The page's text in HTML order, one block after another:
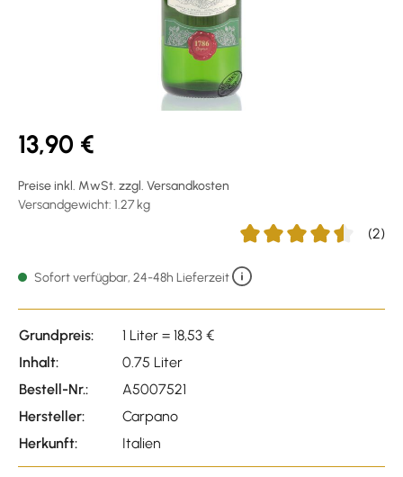
13,90 €
Preise inkl. MwSt. zzgl. Versandkosten
Versandgewicht: 1.27 kg
(2)
Sofort verfügbar, 24-48h Lieferzeit
Grundpreis:
1 Liter = 18,53 €
Inhalt:
0.75 Liter
Bestell-Nr.:
A5007521
Hersteller:
Carpano
Herkunft:
Italien